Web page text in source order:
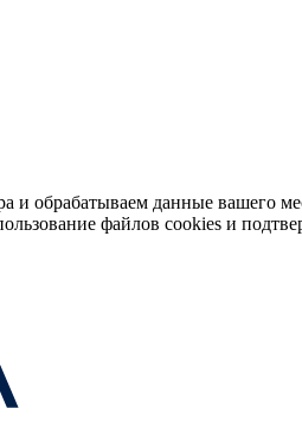
и обрабатываем данные вашего
файлов cookies и